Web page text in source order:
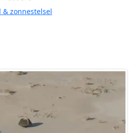
& zonnestelsel